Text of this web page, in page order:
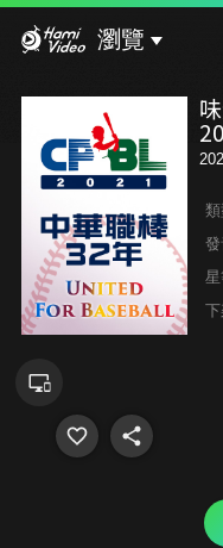
瀏覽
類
發
星
下